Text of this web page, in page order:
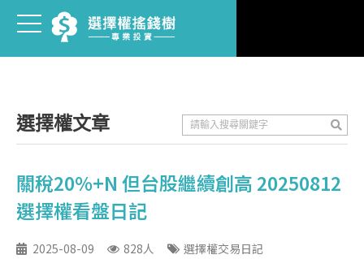
選擇權文章
關稅20%+N 但台股繼續創高 20250812
選擇權看盤日記
2025-08-09 828人 選擇權交易日記